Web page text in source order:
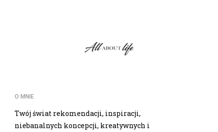
O MNIE
Twój świat rekomendacji, inspiracji,
niebanalnych koncepcji, kreatywnych i